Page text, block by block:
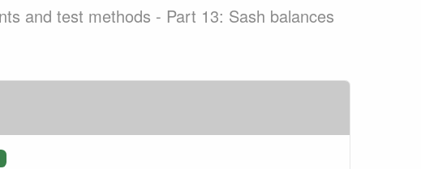
and test methods - Part 13: Sash balances